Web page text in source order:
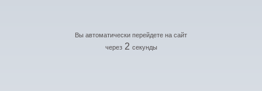
Вы автоматически перейдете на сайт
через 2 секунды